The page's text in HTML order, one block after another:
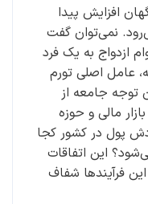
افزایش پیدا
نمی‌توان گفت
تومان وام ازدواج به یک فرد
عامل اصلی تورم
جامعه از
مالی و حوزه
پول در کشور کجا
این اتفاقات
فرآیندها شفاف